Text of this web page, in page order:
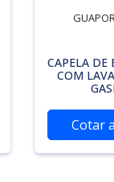
CAPELA DE
COM
Cotar